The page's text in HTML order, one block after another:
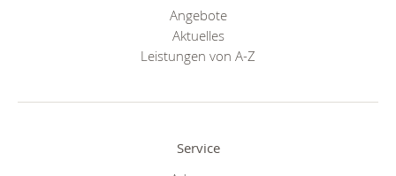
Angebote
Aktuelles
Leistungen von A-Z
Service